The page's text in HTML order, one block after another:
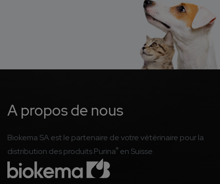
A propos de nous
Biokema SA est le partenaire de votre vétérinaire pour la
distribution des produits Purina® en Suisse.